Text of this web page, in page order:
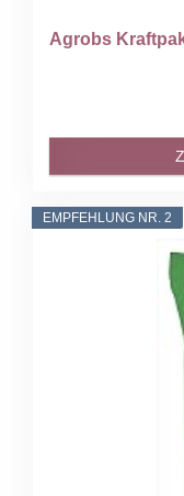
Agrobs
EMPFEHLUNG NR. 2